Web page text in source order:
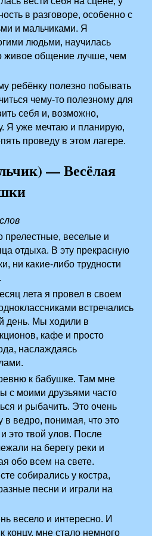
в разговоре, особенно с
и мальчиками. Я
людьми, научилась
живое общение лучше, чем
ребёнку полезно побывать
чему-то полезному для
себя и, возможно,
Я уже мечтаю и планирую,
проведу в этом лагере.
— Весёлая
прелестные, веселые и
отдыха. В эту прекрасную
ни какие-либо трудности
лета я провел в своем
встречались
день. Мы ходили в
кафе и просто
наслаждаясь
к бабушке. Там мне
с моими друзьями часто
и рыбачить. Это очень
в ведро, понимая, что это
это твой улов. После
на берегу реки и
обо всем на свете.
собирались у костра,
песни и играли на
весело и интересно. И
концу, мне стало немного